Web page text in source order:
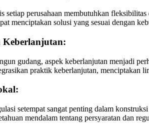
setiap perusahaan membutuhkan
menciptakan solusi yang sesuai dengan
Keberlanjutan:
gudang, aspek keberlanjutan menjadi
praktik keberlanjutan, menciptakan
setempat sangat penting dalam
mendalam tentang persyaratan dan